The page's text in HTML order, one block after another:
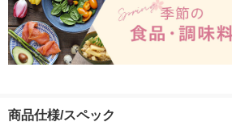
商品仕様/スペック